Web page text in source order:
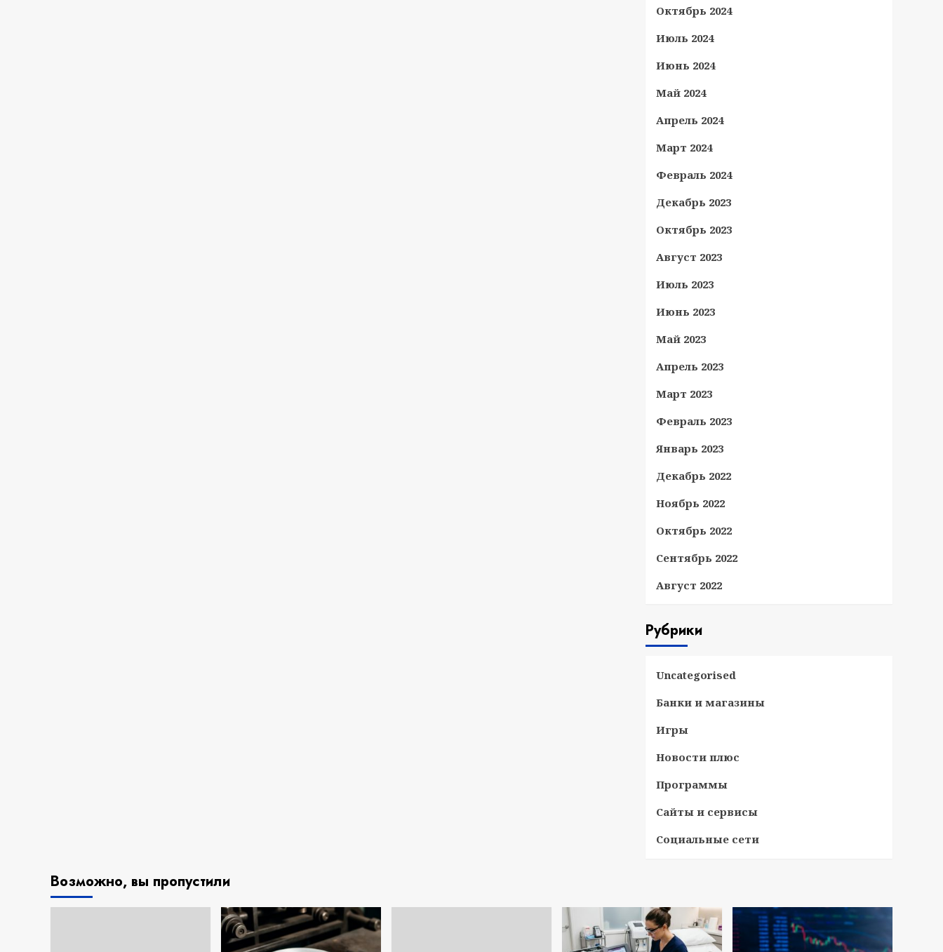
Октябрь 2024
Июль 2024
Июнь 2024
Май 2024
Апрель 2024
Март 2024
Февраль 2024
Декабрь 2023
Октябрь 2023
Август 2023
Июль 2023
Июнь 2023
Май 2023
Апрель 2023
Март 2023
Февраль 2023
Январь 2023
Декабрь 2022
Ноябрь 2022
Октябрь 2022
Сентябрь 2022
Август 2022
Рубрики
Uncategorised
Банки и магазины
Игры
Новости плюс
Программы
Сайты и сервисы
Социальные сети
Возможно, вы пропустили